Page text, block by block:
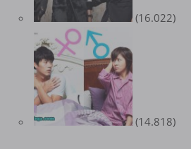
(16.022)
(14.818)